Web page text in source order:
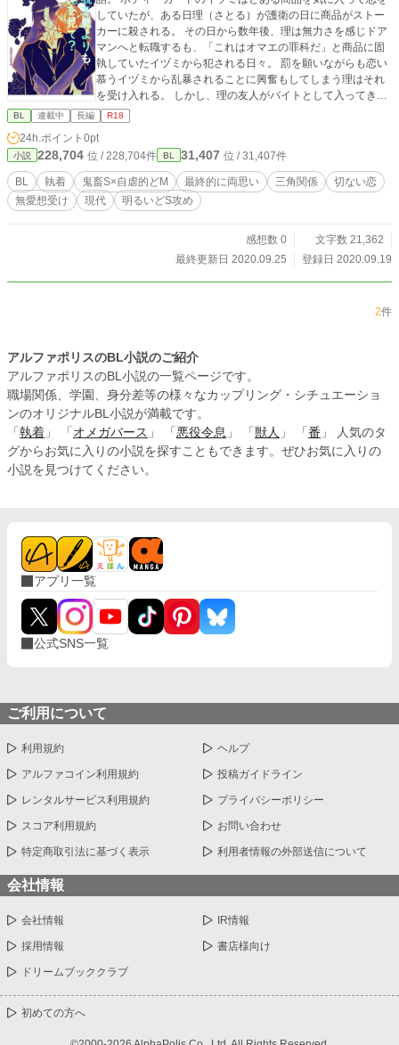
していたが、ある日理（さとる）が護衛の日に商品がストー
カーに殺される。 その日から数年後、理は無力さを感じドア
マンへと転職するも、「これはオマエの罪科だ」と商品に固
執していたイヅミから犯される日々。 罰を願いながらも恋い
慕うイヅミから乱暴されることに興奮もしてしまう理はそれ
を受け入れる。 しかし、理の友人がバイトとして入ってきた
ことにより、状況は少し変わり……？ ※R-18作品です。「兄
さん覗き見好きなんだね」のスピンオフ。 柚たちが卒業した
あとも尚続く倶楽部での、恋模様。以前某所に載せてまし
た。
BL 連載中 長編 R18
24h.ポイント 0pt
小説 228,704 位 / 228,704件 BL 31,407 位 / 31,407件
BL 執着 鬼畜S×自虐的どM 最終的に両思い 三角関係
切ない恋
無愛想受け
現代 明るいどS攻め
感想数 0
文字数 21,362
最終更新日 2020.09.25
登録日 2020.09.19
2件
アルファポリスのBL小説のご紹介
アルファポリスのBL小説の一覧ページです。
職場関係、学園、身分差等の様々なカップリング・シチュエーショ
ンのオリジナルBL小説が満載です。
「 執着 」 「 オメガバース 」 「 悪役令息 」 「 獣人 」 「 番 」 人気のタ
グからお気に入りの小説を探すこともできます。ぜひお気に入りの
小説を見つけてください。
アプリ一覧
公式SNS一覧
ご利用について
利用規約 ヘルプ
アルファコイン利用規約 投稿ガイドライン
レンタルサービス利用規約 プライバシーポリシー
スコア利用規約 お問い合わせ
特定商取引法に基づく表示 利用者情報の外部送信について
会社情報
会社情報 IR情報
採用情報 書店様向け
ドリームブッククラブ
初めての方へ